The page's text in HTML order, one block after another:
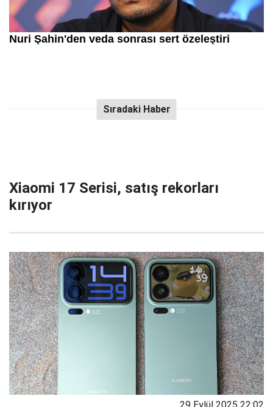
Xiaomi 17 Serisi, satış rekorları
kırıyor